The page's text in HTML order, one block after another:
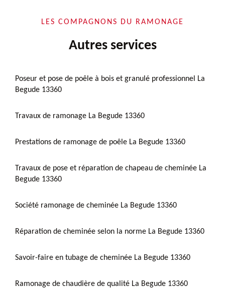
LES COMPAGNONS DU RAMONAGE
Autres services
Poseur et pose de poêle à bois et granulé professionnel La
Begude 13360
Travaux de ramonage La Begude 13360
Prestations de ramonage de poêle La Begude 13360
Travaux de pose et réparation de chapeau de cheminée La
Begude 13360
Société ramonage de cheminée La Begude 13360
Réparation de cheminée selon la norme La Begude 13360
Savoir-faire en tubage de cheminée La Begude 13360
Ramonage de chaudière de qualité La Begude 13360